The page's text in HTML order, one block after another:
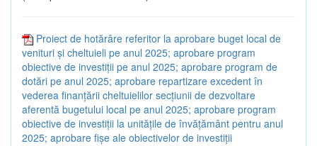
Proiect de hotărâre referitor la aprobare buget local de
venituri și cheltuieli pe anul 2025; aprobare program
obiective de investiții pe anul 2025; aprobare program de
dotări pe anul 2025; aprobare repartizare excedent în
vederea finanțării cheltuielilor secțiunii de dezvoltare
aferentă bugetului local pe anul 2025; aprobare program
obiective de investiții la unitățile de învățământ pentru anul
2025; aprobare fișe ale obiectivelor de investiții